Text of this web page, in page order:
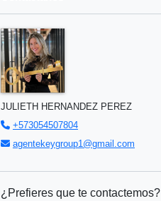
JULIETH HERNANDEZ PEREZ
+573054507804
agentekeygroup1@gmail.com
¿Prefieres que te contactemos?